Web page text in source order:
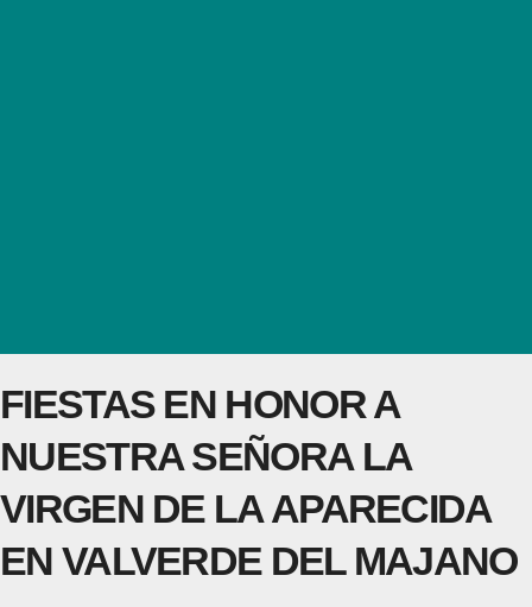
FIESTAS EN HONOR A
NUESTRA SEÑORA LA
VIRGEN DE LA APARECIDA
EN VALVERDE DEL MAJANO